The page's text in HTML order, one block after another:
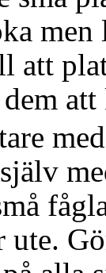
men
att
att